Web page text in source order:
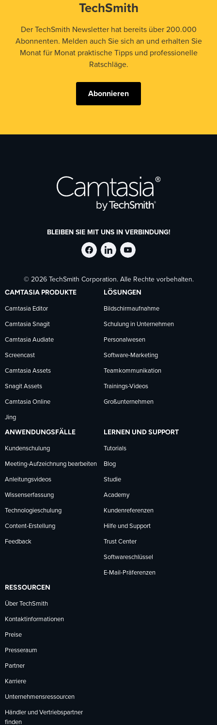
TechSmith
Der TechSmith Newsletter hat bereits über 200.000
Abonnenten. Melden auch Sie sich an und erhalten Sie
Monat für Monat praktische Tipps und professionelle
Ratschläge.
Abonnieren
BLEIBEN SIE MIT UNS IN VERBINDUNG!
TechSmith
auf
Facebook
folgen
TechSmith
auf
LinkedIn
folgen
TechSmith
auf
YouTube
folgen
© 2026 TechSmith Corporation. Alle Rechte vorbehalten.
CAMTASIA PRODUKTE
Camtasia Editor
Camtasia Snagit
Camtasia Audiate
Screencast
Camtasia Assets
Snagit Assets
Camtasia Online
Jing
LÖSUNGEN
Bildschirmaufnahme
Schulung in Unternehmen
Personalwesen
Software-Marketing
Teamkommunikation
Trainings-Videos
Großunternehmen
ANWENDUNGSFÄLLE
Kundenschulung
Meeting-Aufzeichnung bearbeiten
Anleitungsvideos
Wissenserfassung
Technologieschulung
Content-Erstellung
Feedback
LERNEN UND SUPPORT
Tutorials
Blog
Studie
Academy
Kundenreferenzen
Hilfe und Support
Trust Center
Softwareschlüssel
E-Mail-Präferenzen
RESSOURCEN
Über TechSmith
Kontaktinformationen
Preise
Presseraum
Partner
Karriere
Unternehmensressourcen
Händler und Vertriebspartner
finden